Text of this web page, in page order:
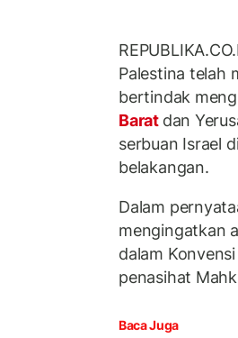
Palestina telah
bertindak
Barat dan
serbuan Israel
belakangan.
Dalam
mengingatkan
dalam
penasihat
Baca Juga